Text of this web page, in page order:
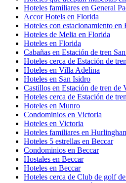
Hoteles familiares en General
Accor Hotels en Florida
Hoteles con estacionamiento en
Hoteles de Melia en Florida
Hoteles en Florida
Cabañas en Estación de tren
Hoteles cerca de Estación de
Hoteles en Villa Adelina
Hoteles en San Isidro
Castillos en Estación de tren de
Hoteles cerca de Estación de
Hoteles en Munro
Condominios en Victoria
Hoteles en Victoria
Hoteles familiares en
Hoteles 5 estrellas en Beccar
Condominios en Beccar
Hostales en Beccar
Hoteles en Beccar
Hoteles cerca de Club de golf